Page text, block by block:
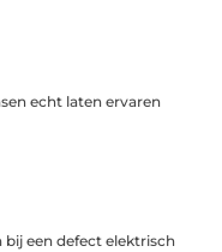
echt laten ervaren
bij een defect elektrisch